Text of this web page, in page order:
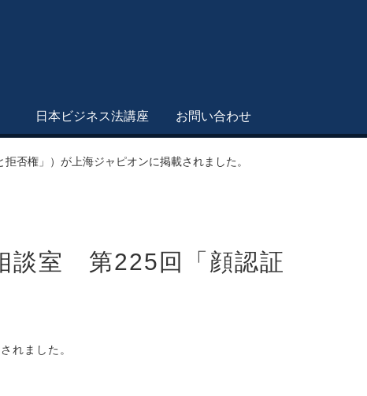
日本ビジネス法講座 お問い合わせ
否権」）が上海ジャピオンに掲載されました。
談室 第225回「顔認証
れました。